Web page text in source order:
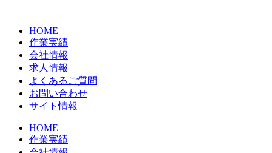
HOME
作業実績
会社情報
求人情報
よくあるご質問
お問い合わせ
サイト情報
HOME
作業実績